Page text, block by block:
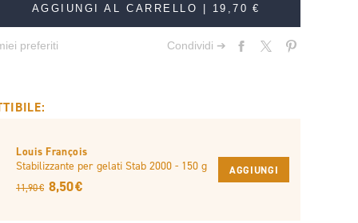
AGGIUNGI AL CARRELLO | 19,70 €
preferiti Condividi ➔
Louis François
Stabilizzante per gelati Stab 2000 - 150 g
11,90 € 8,50 €
AGGIUNGI